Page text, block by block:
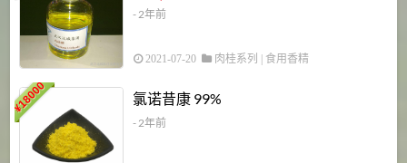
- 2年前
2021-07-20 肉桂系列 食用香精
¥
18000 氯诺昔康 99%
- 2年前